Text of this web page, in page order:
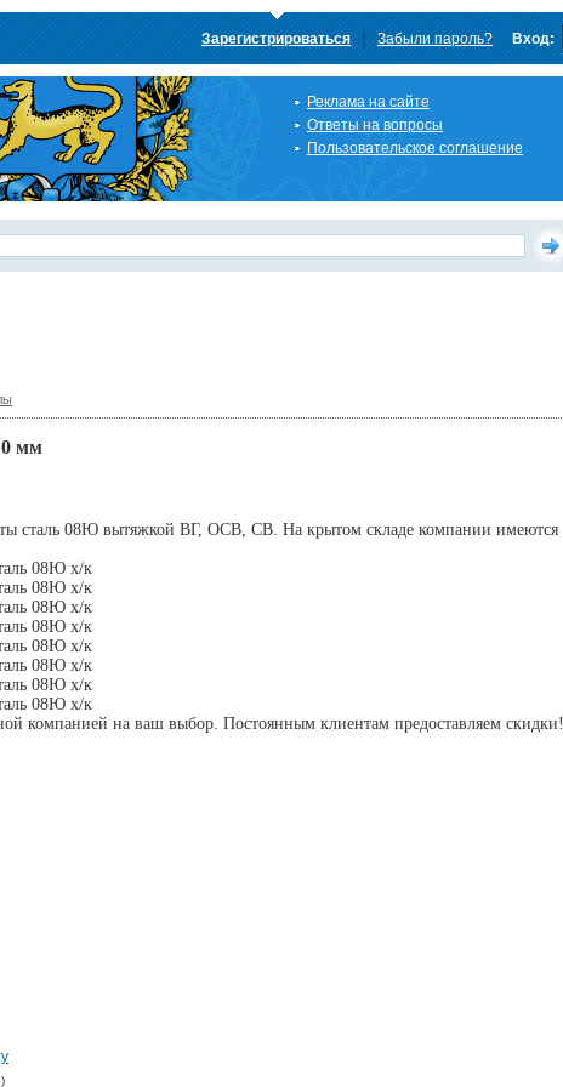
Зарегистрироваться | Забыли пароль? Вход:
Реклама на сайте
Ответы на вопросы
Пользовательское соглашение
0 мм
сталь 08Ю вытяжкой ВГ, ОСВ, СВ. На крытом складе компании имеются
08Ю х/к
08Ю х/к
08Ю х/к
08Ю х/к
08Ю х/к
08Ю х/к
08Ю х/к
08Ю х/к
компанией на ваш выбор. Постоянным клиентам предоставляем скидки!